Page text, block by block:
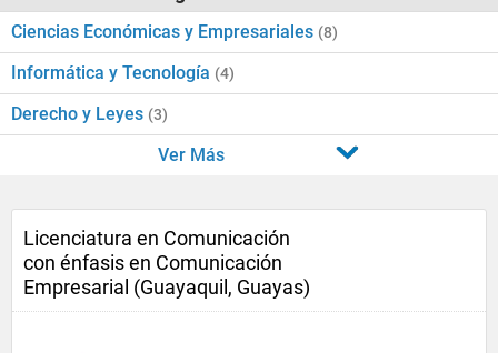
Ciencias Económicas y Empresariales (8)
Informática y Tecnología (4)
Derecho y Leyes (3)
Ver Más
Licenciatura en Comunicación
con énfasis en Comunicación
Empresarial (Guayaquil, Guayas)